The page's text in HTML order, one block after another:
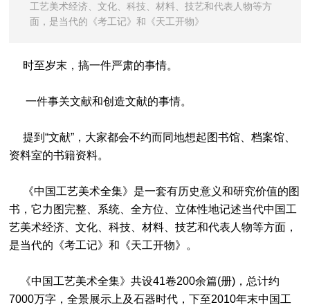
工艺美术经济、文化、科技、材料、技艺和代表人物等方
面，是当代的《考工记》和《天工开物》
时至岁末，搞一件严肃的事情。
一件事关文献和创造文献的事情。
提到“文献”，大家都会不约而同地想起图书馆、档案馆、
资料室的书籍资料。
《中国工艺美术全集》是一套有历史意义和研究价值的图
书，它力图完整、系统、全方位、立体性地记述当代中国工
艺美术经济、文化、科技、材料、技艺和代表人物等方面，
是当代的《考工记》和《天工开物》。
《中国工艺美术全集》共设41卷200余篇(册)，总计约
7000万字，全景展示上及石器时代，下至2010年末中国工